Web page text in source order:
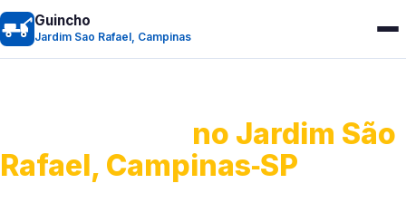
Guincho
Jardim Sao Rafael, Campinas
no Jardim São
Rafael, Campinas‑SP